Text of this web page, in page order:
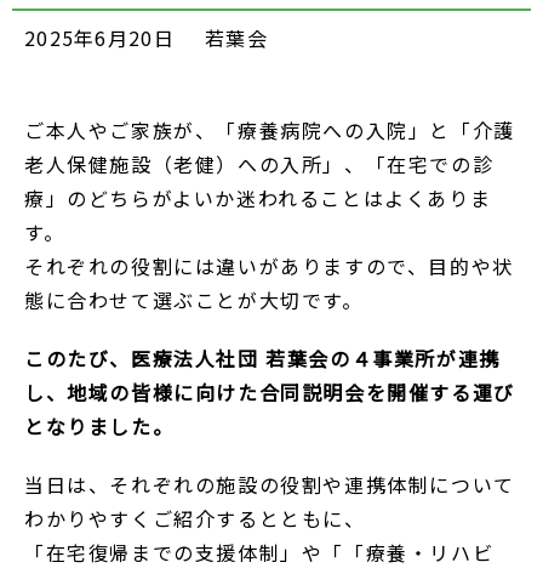
2025年6月20日 若葉会
ご本人やご家族が、「療養病院への入院」と「介護
老人保健施設（老健）への入所」、「在宅での診
療」のどちらがよいか迷われることはよくありま
す。
それぞれの役割には違いがありますので、目的や状
態に合わせて選ぶことが大切です。
このたび、医療法人社団 若葉会の４事業所が連携
し、地域の皆様に向けた合同説明会を開催する運び
となりました。
当日は、それぞれの施設の役割や連携体制について
わかりやすくご紹介するとともに、
「在宅復帰までの支援体制」や「「療養・リハビ